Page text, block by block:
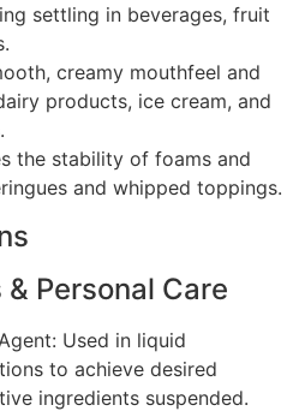
settling in beverages, fruit
creamy mouthfeel and
products, ice cream, and
the stability of foams and
and whipped toppings.
Personal Care
Used in liquid
to achieve desired
ingredients suspended.